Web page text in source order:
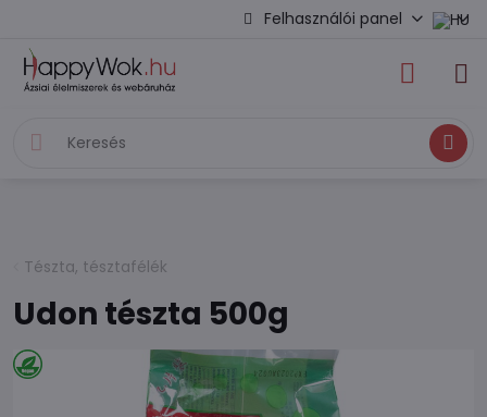
Felhasználói panel
Keresés
Tészta, tésztafélék
Udon tészta 500g